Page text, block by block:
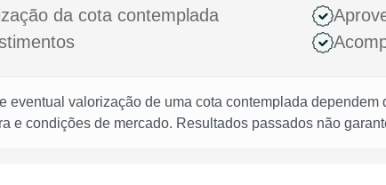
da cota contemplada
eventual valorização de uma cota contemplada
e condições de mercado. Resultados passados não